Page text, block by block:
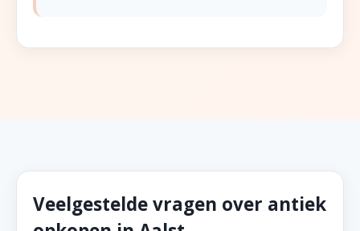
Veelgestelde vragen over antiek